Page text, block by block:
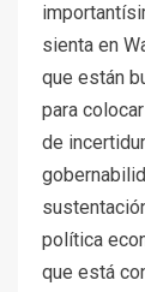
sienta en
que están
para
de
política
que está